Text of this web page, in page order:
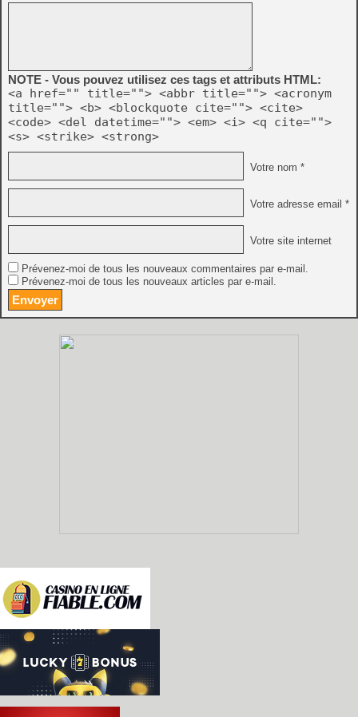
NOTE - Vous pouvez utilisez ces tags et attributs HTML:
<a href="" title=""> <abbr title=""> <acronym
title=""> <b> <blockquote cite=""> <cite>
<code> <del datetime=""> <em> <i> <q cite="">
<s> <strike> <strong>
Votre nom *
Votre adresse email *
Votre site internet
Prévenez-moi de tous les nouveaux commentaires par e-mail.
Prévenez-moi de tous les nouveaux articles par e-mail.